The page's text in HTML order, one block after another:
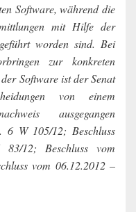
Software, während die
mit Hilfe der
worden sind. Bei
zur konkreten
Software ist der Senat
von einem
ausgegangen
6 W 105/12; Beschluss
12; Beschluss vom
vom 06.12.2012 –